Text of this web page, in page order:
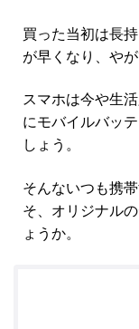
買った当初は長
が早くなり、や
スマホは今や生
にモバイルバッ
しょう。
そんないつも携
そ、オリジナル
ょうか。